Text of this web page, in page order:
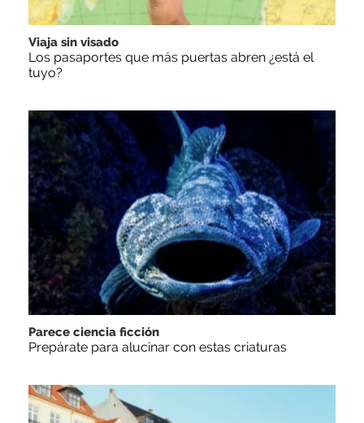
Viaja sin visado
Los pasaportes que más puertas abren ¿está el
tuyo?
Parece ciencia ficción
Prepárate para alucinar con estas criaturas